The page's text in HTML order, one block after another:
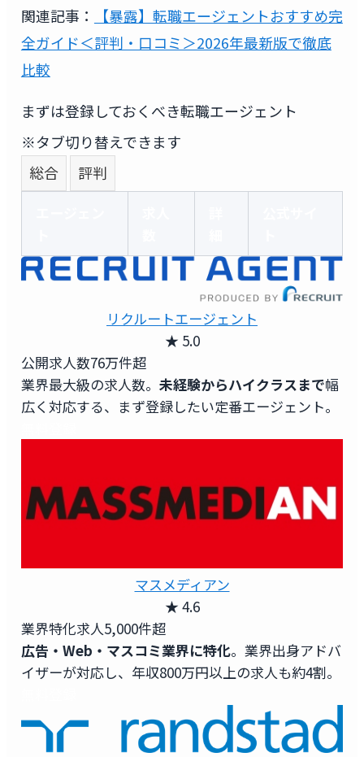
関連記事：
【暴露】転職エージェントおすすめ完
全ガイド＜評判・口コミ＞2026年最新版で徹底
比較
まずは登録しておくべき転職エージェント
※タブ切り替えできます
総合
評判
リクルートエージェント
★ 5.0
公開求人数76万件超
業界最大級の求人数。 未経験からハイクラスまで幅
広く対応する、まず登録したい定番エージェント。
マスメディアン
★ 4.6
業界特化求人5,000件超
広告・Web・マスコミ業界に特化。業界出身アドバ
イザーが対応し、年収800万円以上の求人も約4割。